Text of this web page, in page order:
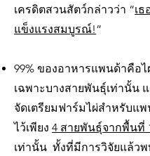
เครดิตสวนสัตว์กล่าวว่า “เ
แข็งแรงสมบูรณ์!”
99% ของอาหารแพนด้าคือ
เฉพาะบางสายพันธุ์เท่านั้น
จัดเตรียมฟาร์มไผ่สำหรับแ
ไว้เพียง 4 สายพันธุ์จากพื้นที่
เท่านั้น ทั้งที่มีการวิจัยแล้วพ